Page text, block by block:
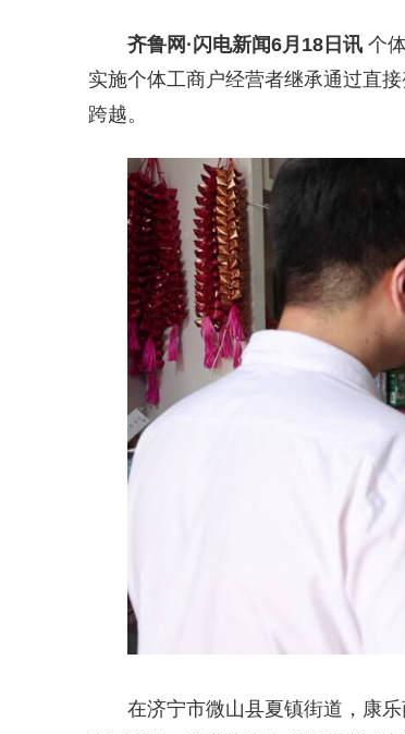
齐鲁网 ·闪电新闻6月18日讯个
实施个体工商户经营者继承通过直
跨越。
在济宁市微山县夏镇街道，康